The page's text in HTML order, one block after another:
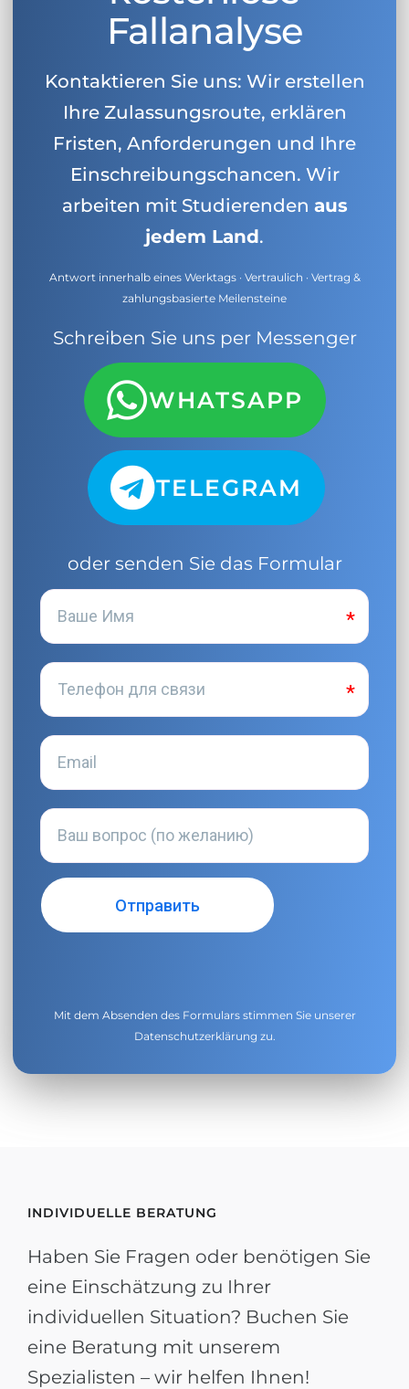
Fallanalyse
Kontaktieren Sie uns: Wir erstellen
Ihre Zulassungsroute, erklären
Fristen, Anforderungen und Ihre
Einschreibungschancen. Wir
arbeiten mit Studierenden aus
jedem Land.
Antwort innerhalb eines Werktags · Vertraulich · Vertrag &
zahlungsbasierte Meilensteine
Schreiben Sie uns per Messenger
WHATSAPP
TELEGRAM
oder senden Sie das Formular
Mit dem Absenden des Formulars stimmen Sie unserer
Datenschutzerklärung zu.
INDIVIDUELLE BERATUNG
Haben Sie Fragen oder benötigen Sie
eine Einschätzung zu Ihrer
individuellen Situation? Buchen Sie
eine Beratung mit unserem
Spezialisten – wir helfen Ihnen!